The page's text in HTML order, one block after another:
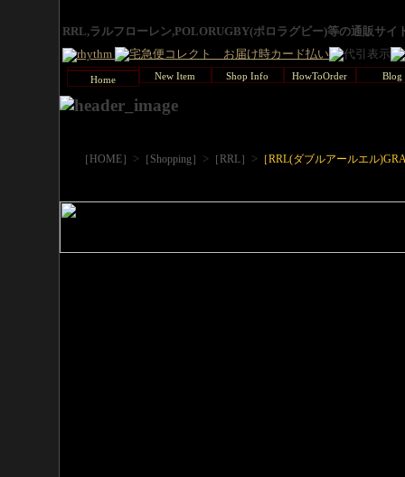
RRL,ラルフローレン,POLORUGBY(ポロラグビー)等の通販サ
Home New Item Shop Info HowToOrder Blog
［HOME］ > ［Shopping］ > ［RRL］ > ［RRL(ダブルアールエル